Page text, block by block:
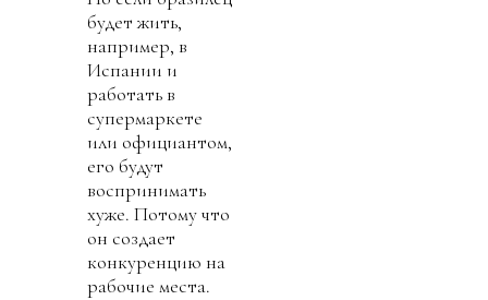
будет жить,
например, в
Испании и
работать в
супермаркете
или официантом,
его будут
воспринимать
хуже. Потому что
он создает
конкуренцию на
рабочие места.